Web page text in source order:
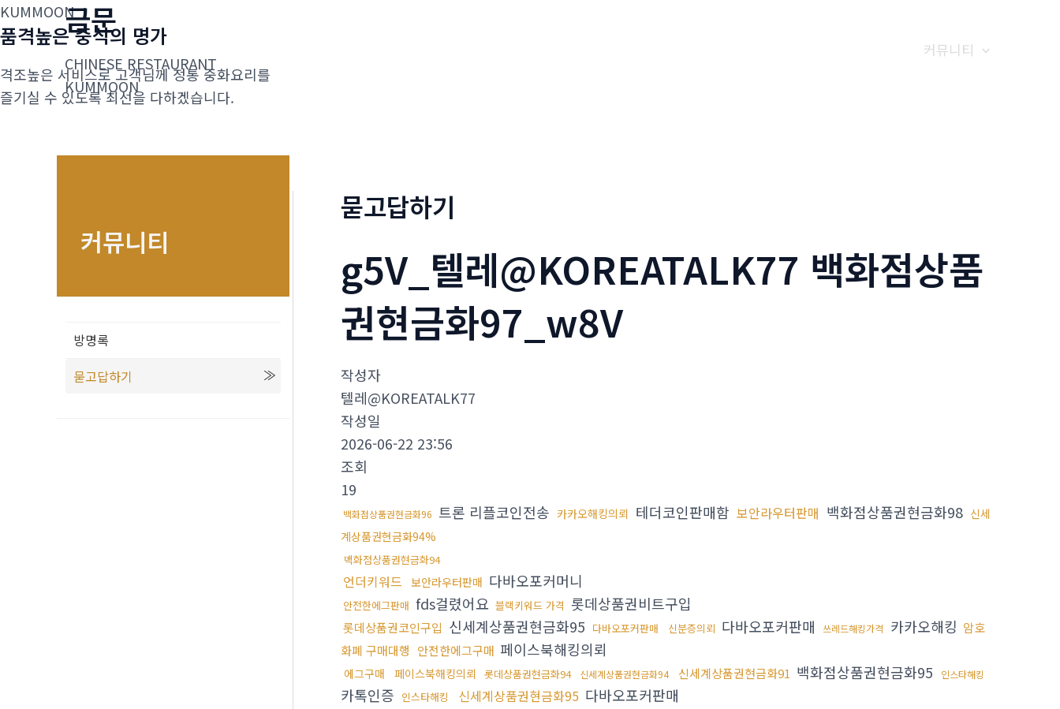
콘
텐
로
건
금문
CHINESE RESTAURANT
KUMMOON
커뮤니티
KUMMOON
품격높은 중식의 명가
격조높은 서비스로 고객님께 정통 중화요리를
즐기실 수 있도록 최선을 다하겠습니다.
커뮤니티
방명록
묻고답하기
묻고답하기
g5V_텔레@KOREATALK77 백화점상품
권현금화97_w8V
작성자
텔레@KOREATALK77
작성일
2026-06-22 23:56
조회
19
백화점상품권현금화96 트론 리플코인전송 카카오해킹의뢰 테더코인판매함 보안라우터판매 백화점상품권현금화98 신세
계상품권현금화94%
백화점상품권현금화94
언더키워드 보안라우터판매 다바오포커머니
안전한에그판매 fds걸렸어요 블랙키워드 가격 롯데상품권비트구입
롯데상품권코인구입 신세계상품권현금화95 다바오포커판매 신분증의뢰 다바오포커판매 쓰레드해킹가격 카카오해킹 암호
화폐 구매대행 안전한에그구매 페이스북해킹의뢰
에그구매 페이스북해킹의뢰 롯데상품권현금화94 신세계상품권현금화94 신세계상품권현금화91 백화점상품권현금화95 인스타해킹
카톡인증 인스타해킹 신세계상품권현금화95 다바오포커판매